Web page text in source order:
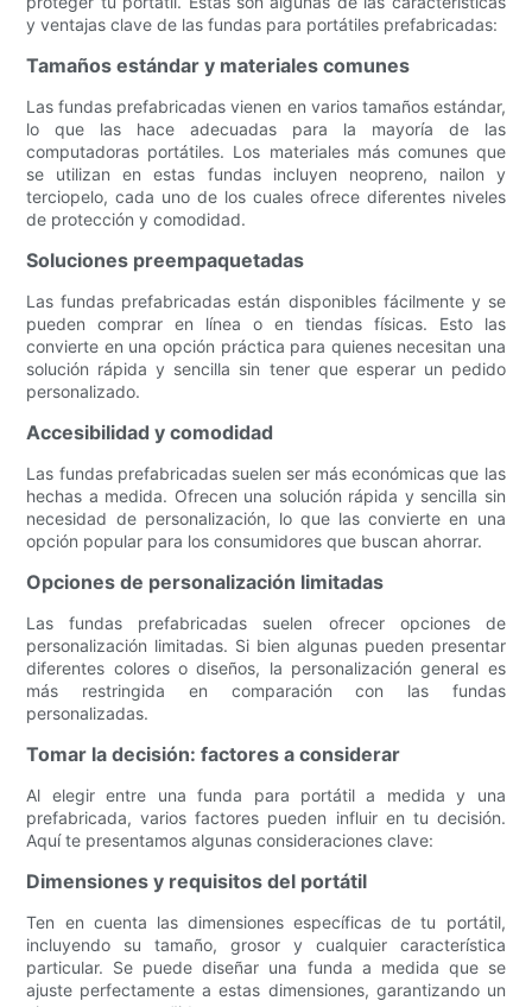
y ventajas clave de las fundas para portátiles prefabricadas:
Tamaños estándar y materiales comunes
Las fundas prefabricadas vienen en varios tamaños estándar,
lo que las hace adecuadas para la mayoría de las
computadoras portátiles. Los materiales más comunes que
se utilizan en estas fundas incluyen neopreno, nailon y
terciopelo, cada uno de los cuales ofrece diferentes niveles
de protección y comodidad.
Soluciones preempaquetadas
Las fundas prefabricadas están disponibles fácilmente y se
pueden comprar en línea o en tiendas físicas. Esto las
convierte en una opción práctica para quienes necesitan una
solución rápida y sencilla sin tener que esperar un pedido
personalizado.
Accesibilidad y comodidad
Las fundas prefabricadas suelen ser más económicas que las
hechas a medida. Ofrecen una solución rápida y sencilla sin
necesidad de personalización, lo que las convierte en una
opción popular para los consumidores que buscan ahorrar.
Opciones de personalización limitadas
Las fundas prefabricadas suelen ofrecer opciones de
personalización limitadas. Si bien algunas pueden presentar
diferentes colores o diseños, la personalización general es
más restringida en comparación con las fundas
personalizadas.
Tomar la decisión: factores a considerar
Al elegir entre una funda para portátil a medida y una
prefabricada, varios factores pueden influir en tu decisión.
Aquí te presentamos algunas consideraciones clave:
Dimensiones y requisitos del portátil
Ten en cuenta las dimensiones específicas de tu portátil,
incluyendo su tamaño, grosor y cualquier característica
particular. Se puede diseñar una funda a medida que se
ajuste perfectamente a estas dimensiones, garantizando un